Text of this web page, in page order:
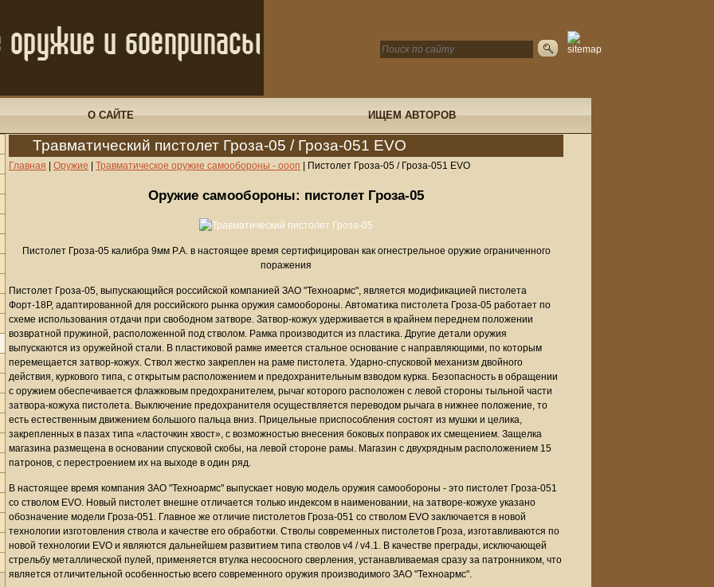
О САЙТЕ ИЩЕМ АВТОРОВ
Травматический пистолет Гроза-05 / Гроза-051 EVO
Главная Оружие Травматическое оружие самообороны - оооп Пистолет Гроза-05 / Гроза-051 EVO
Оружие самообороны: пистолет Гроза-05
Пистолет Гроза-05 калибра 9мм Р.А. в настоящее время сертифицирован как огнестрельное оружие ограниченного
поражения
Пистолет Гроза-05, выпускающийся российской компанией ЗАО "Техноармс", является модификацией пистолета
Форт-18Р, адаптированной для российского рынка оружия самообороны. Автоматика пистолета Гроза-05 работает по
схеме использования отдачи при свободном затворе. Затвор-кожух удерживается в крайнем переднем положении
возвратной пружиной, расположенной под стволом. Рамка производится из пластика. Другие детали оружия
выпускаются из оружейной стали. В пластиковой рамке имеется стальное основание с направляющими, по которым
перемещается затвор-кожух. Ствол жестко закреплен на раме пистолета. Ударно-спусковой механизм двойного
действия, куркового типа, с открытым расположением и предохранительным взводом курка. Безопасность в обращении
с оружием обеспечивается флажковым предохранителем, рычаг которого расположен с левой стороны тыльной части
затвора-кожуха пистолета. Выключение предохранителя осуществляется переводом рычага в нижнее положение, то
есть естественным движением большого пальца вниз. Прицельные приспособления состоят из мушки и целика,
закрепленных в пазах типа «ласточкин хвост», с возможностью внесения боковых поправок их смещением. Защелка
магазина размещена в основании спусковой скобы, на левой стороне рамы. Магазин с двухрядным расположением 15
патронов, с перестроением их на выходе в один ряд.
В настоящее время компания ЗАО "Техноармс" выпускает новую модель оружия самообороны - это пистолет Гроза-051
со стволом EVO. Новый пистолет внешне отличается только индексом в наименовании, на затворе-кожухе указано
обозначение модели Гроза-051. Главное же отличие пистолетов Гроза-051 со стволом EVO заключается в новой
технологии изготовления ствола и качестве его обработки. Стволы современных пистолетов Гроза, изготавливаются по
новой технологии EVO и являются дальнейшем развитием типа стволов v4 / v4.1. В качестве преграды, исключающей
стрельбу металлической пулей, применяется втулка несоосного сверления, устанавливаемая сразу за патронником, что
является отличительной особенностью всего современного оружия производимого ЗАО "Техноармс".